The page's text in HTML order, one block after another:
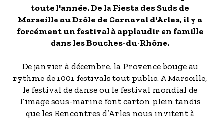
toute l'année. De la Fiesta des Suds de
Marseille au Drôle de Carnaval d'Arles, il y a
forcément un festival à applaudir en famille
dans les Bouches-du-Rhône.
De janvier à décembre, la Provence bouge au
rythme de 1001 festivals tout public. A Marseille,
le festival de danse ou le festival mondial de
l’image sous-marine font carton plein tandis
que les Rencontres d’Arles nous invitent à